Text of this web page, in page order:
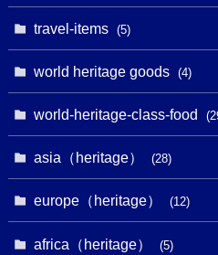
(18)
(5)
(2)
(1)
(27)
(8)
travel-items (5)
world heritage goods (4)
world-heritage-class-food
asia（heritage） (28)
(1)
(1)
europe（heritage） (12)
(2)
africa（heritage） (5)